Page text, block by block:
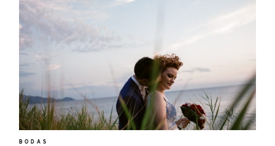
BODAS